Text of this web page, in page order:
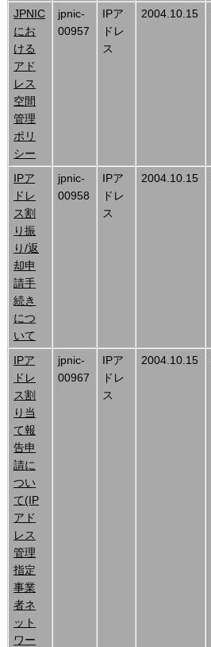
JPNIC
にお
ける
アド
レス
空間
管理
ポリ
シー
jpnic-
00957
IPア
ドレ
ス
2004.10.15
IPア
ドレ
ス割
り振
り/返
却申
請手
続き
につ
いて
jpnic-
00958
IPア
ドレ
ス
2004.10.15
IPア
ドレ
ス割
り当
て報
告申
請に
つい
て(IP
アド
レス
管理
指定
事業
者ネ
ット
ワー
jpnic-
00967
IPア
ドレ
ス
2004.10.15